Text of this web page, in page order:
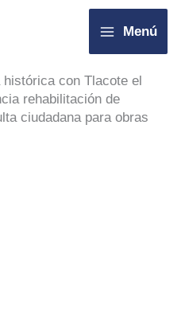
Menú
histórica con Tlacote el
rehabilitación de
ciudadana para obras